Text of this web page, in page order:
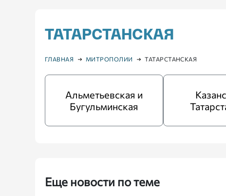
ТАТАРСТАНСКАЯ
ГЛАВНАЯ МИТРОПОЛИИ ТАТАРСТАНСКАЯ
Альметьевская и
Бугульминская
Еще новости по теме